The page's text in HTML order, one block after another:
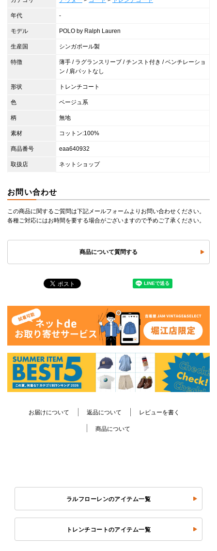
年代 -
モデル POLO by Ralph Lauren
生産国 シンガポール製
特徴
薄手 / ラグランスリーブ / チンスト付き / ベンチレーショ
ン / 肩パットなし
形状 トレンチコート
色 ベージュ系
柄 無地
素材 コットン:100%
商品番号 eaa640932
取扱店 ネットショップ
お問い合わせ
この商品に関するご質問は下記メールフォームよりお問い合わせください。
各種ご対応にはお時間を要する場合がございますので予めご了承ください。
商品について質問する
お届けについて 返品について レビューを書く
商品について
ラルフローレンのアイテム一覧
トレンチコートのアイテム一覧